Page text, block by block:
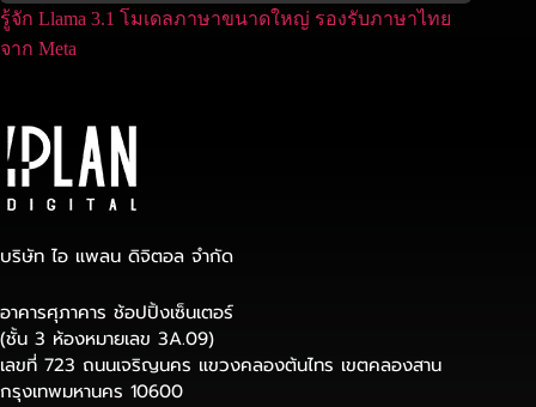
รู้จัก Llama 3.1 โมเดลภาษาขนาดใหญ่ รองรับภาษาไทย
จาก Meta
บริษัท ไอ แพลน ดิจิตอล จำกัด
อาคารศุภาคาร ช้อปปิ้งเซ็นเตอร์
(ชั้น 3 ห้องหมายเลข 3A.09)
เลขที่ 723 ถนนเจริญนคร แขวงคลองต้นไทร เขตคลองสาน
กรุงเทพมหานคร 10600